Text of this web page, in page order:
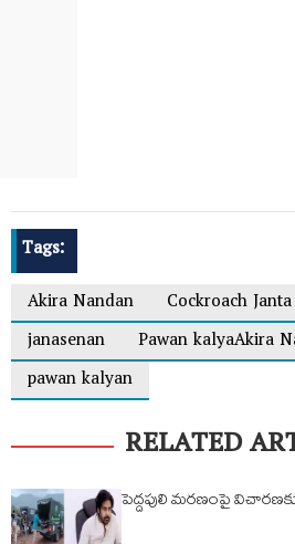
Tags:
Akira Nandan
Cockroach
janasenan
Pawan kalyaAkira
pawan kalyan
RELATED
పెద్దపులి మరణంపై